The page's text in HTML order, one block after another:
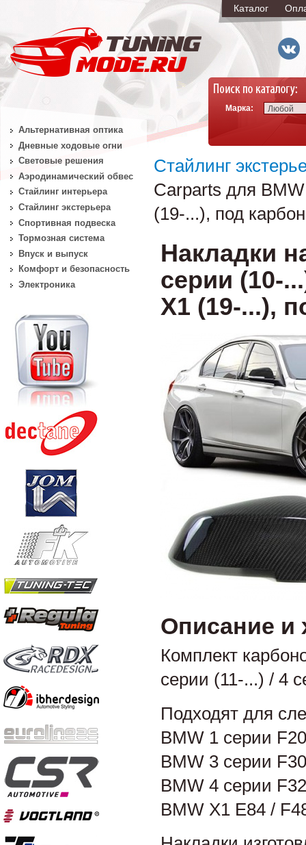
Каталог
Марка: Любой
Стайлинг
Carparts для
(19-...), под карбон
Накладки
серии (10-
X1 (19-...),
Описание и
Комплект
серии (11-...) / 4
Подходят для
BMW 1 серии
BMW 3 серии
BMW 4 серии
BMW X1 E84 /
Альтернативная оптика
Дневные ходовые огни
Световые решения
Аэродинамический обвес
Стайлинг интерьера
Стайлинг экстерьера
Спортивная подвеска
Тормозная система
Впуск и выпуск
Комфорт и безопасность
Электроника